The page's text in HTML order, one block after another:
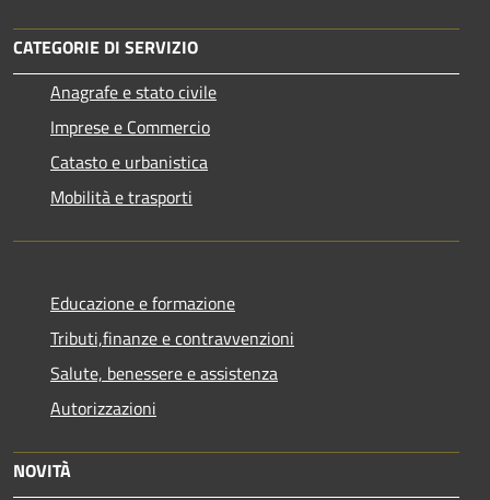
CATEGORIE DI SERVIZIO
Anagrafe e stato civile
Imprese e Commercio
Catasto e urbanistica
Mobilità e trasporti
Educazione e formazione
Tributi,finanze e contravvenzioni
Salute, benessere e assistenza
Autorizzazioni
NOVITÀ